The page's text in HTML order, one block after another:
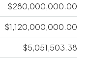
$280,000,000.00
$1,120,000,000.00
$5,051,503.38